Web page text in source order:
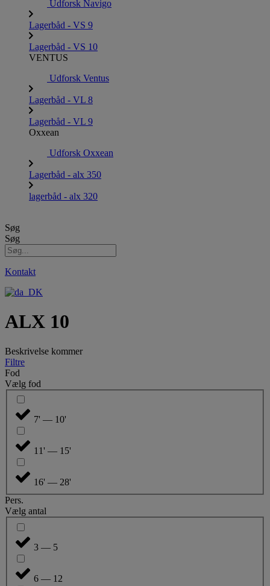
Udforsk Navigo
Lagerbåd - VS 9
Lagerbåd - VS 10
VENTUS
Udforsk Ventus
Lagerbåd - VL 8
Lagerbåd - VL 9
Oxxean
Udforsk Oxxean
Lagerbåd - alx 350
lagerbåd - alx 320
Søg
Søg
Kontakt
ALX 10
Beskrivelse kommer
Filtre
Fod
Vælg fod
7' — 10'
11' — 15'
16' — 28'
Pers.
Vælg antal
3 — 5
6 — 12